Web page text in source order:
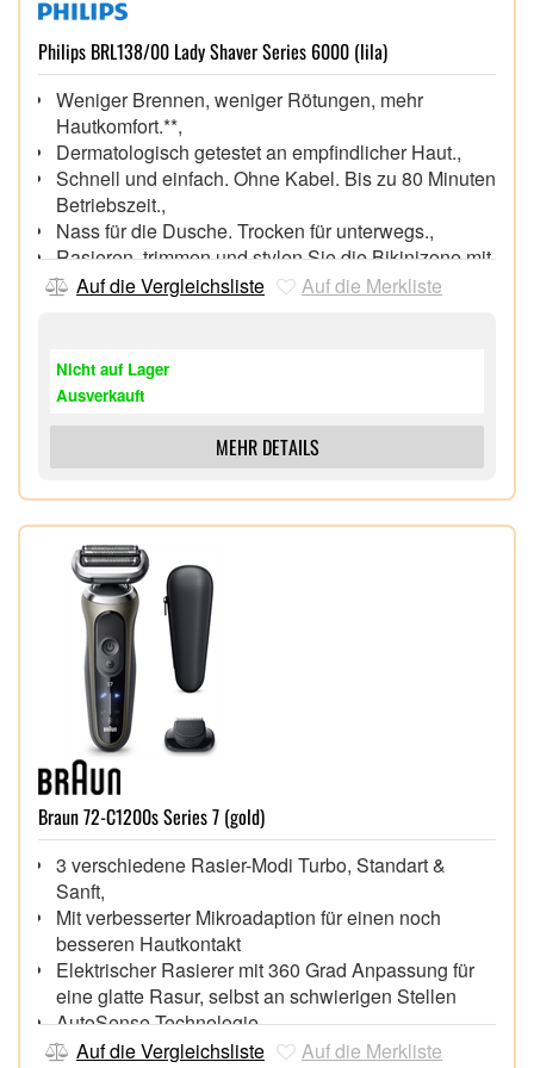
Rasierer-Ladeetui (PowerCase) 1x Ladekabel 1x
Reinigungsbürste
Philips BRL138/00 Lady Shaver Series 6000 (lila)
Weniger Brennen, weniger Rötungen, mehr
Hautkomfort.**,
Dermatologisch getestet an empfindlicher Haut.,
Schnell und einfach. Ohne Kabel. Bis zu 80 Minuten
Betriebszeit.,
Nass für die Dusche. Trocken für unterwegs.,
Rasieren, trimmen und stylen Sie die Bikinizone mit
dem Trimmaufsatz für die Bikinizone.
Auf die Vergleichsliste Auf die Merkliste
Nicht auf Lager
Ausverkauft
MEHR DETAILS
Braun 72-C1200s Series 7 (gold)
3 verschiedene Rasier-Modi Turbo, Standart &
Sanft,
Mit verbesserter Mikroadaption für einen noch
besseren Hautkontakt
Elektrischer Rasierer mit 360 Grad Anpassung für
eine glatte Rasur, selbst an schwierigen Stellen
AutoSense Technologie,
Starke Akkuleistung für bis zu 60min Akkulaufzeit. 5
Auf die Vergleichsliste Auf die Merkliste